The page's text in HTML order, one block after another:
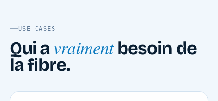
USE CASES
Qui avraimentbesoin de
la fibre.